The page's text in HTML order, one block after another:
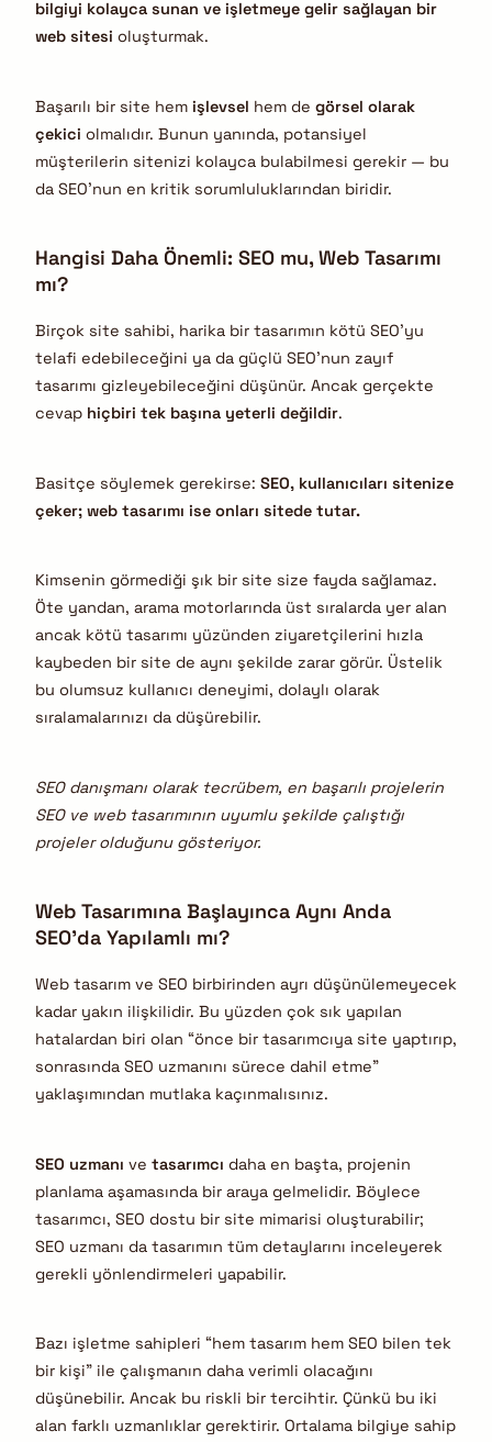
bilgiyi kolayca sunan ve işletmeye gelir sağlayan bir
web sitesi oluşturmak.
Başarılı bir site hem işlevsel hem de görsel olarak
çekici olmalıdır. Bunun yanında, potansiyel
müşterilerin sitenizi kolayca bulabilmesi gerekir — bu
da SEO’nun en kritik sorumluluklarından biridir.
Hangisi Daha Önemli: SEO mu, Web Tasarımı
mı?
Birçok site sahibi, harika bir tasarımın kötü SEO’yu
telafi edebileceğini ya da güçlü SEO’nun zayıf
tasarımı gizleyebileceğini düşünür. Ancak gerçekte
cevap hiçbiri tek başına yeterli değildir.
Basitçe söylemek gerekirse: SEO, kullanıcıları sitenize
çeker; web tasarımı ise onları sitede tutar.
Kimsenin görmediği şık bir site size fayda sağlamaz.
Öte yandan, arama motorlarında üst sıralarda yer alan
ancak kötü tasarımı yüzünden ziyaretçilerini hızla
kaybeden bir site de aynı şekilde zarar görür. Üstelik
bu olumsuz kullanıcı deneyimi, dolaylı olarak
sıralamalarınızı da düşürebilir.
SEO danışmanı olarak tecrübem, en başarılı projelerin
SEO ve web tasarımının uyumlu şekilde çalıştığı
projeler olduğunu gösteriyor.
Web Tasarımına Başlayınca Aynı Anda
SEO’da Yapılamlı mı?
Web tasarım ve SEO birbirinden ayrı düşünülemeyecek
kadar yakın ilişkilidir. Bu yüzden çok sık yapılan
hatalardan biri olan “önce bir tasarımcıya site yaptırıp,
sonrasında SEO uzmanını sürece dahil etme”
yaklaşımından mutlaka kaçınmalısınız.
SEO uzmanı ve tasarımcı daha en başta, projenin
planlama aşamasında bir araya gelmelidir. Böylece
tasarımcı, SEO dostu bir site mimarisi oluşturabilir;
SEO uzmanı da tasarımın tüm detaylarını inceleyerek
gerekli yönlendirmeleri yapabilir.
Bazı işletme sahipleri “hem tasarım hem SEO bilen tek
bir kişi” ile çalışmanın daha verimli olacağını
düşünebilir. Ancak bu riskli bir tercihtir. Çünkü bu iki
alan farklı uzmanlıklar gerektirir. Ortalama bilgiye sahip